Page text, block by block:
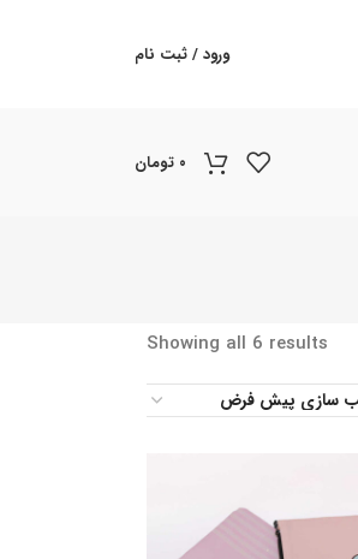
ورود / ثبت نام
۰ تومان
Showing all 6 results